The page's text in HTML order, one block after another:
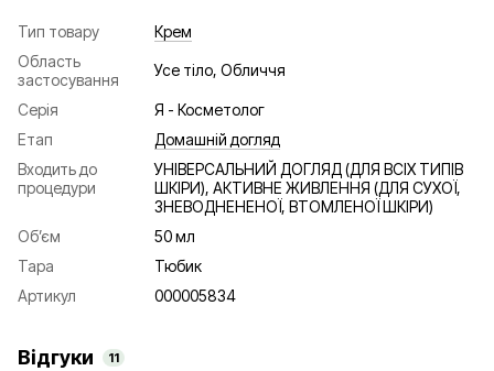
Тип товару
Крем
Область
застосування
Усе тіло, Обличчя
Серія
Я - Косметолог
Етап
Домашній догляд
Входить до
процедури
УНІВЕРСАЛЬНИЙ ДОГЛЯД (ДЛЯ ВСІХ ТИПІВ
ШКІРИ), АКТИВНЕ ЖИВЛЕННЯ (ДЛЯ СУХОЇ,
ЗНЕВОДНЕНЕНОЇ, ВТОМЛЕНОЇ ШКІРИ)
Об’єм
50 мл
Тара
Тюбик
Артикул
000005834
Відгуки 11